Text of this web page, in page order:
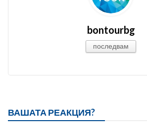
bontourbg
последвам
ВАШАТА РЕАКЦИЯ?